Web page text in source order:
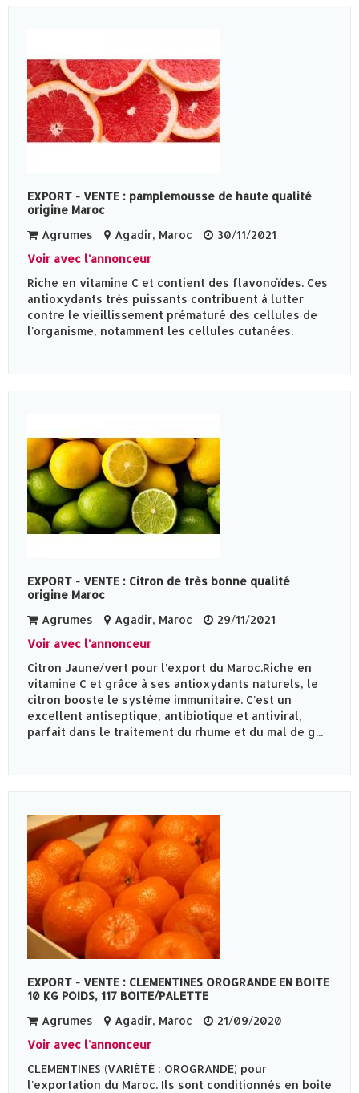
EXPORT - VENTE : pamplemousse de haute qualité
origine Maroc
Agrumes
Agadir, Maroc
30/11/2021
Voir avec l'annonceur
Riche en vitamine C et contient des flavonoïdes. Ces
antioxydants très puissants contribuent à lutter
contre le vieillissement prématuré des cellules de
l'organisme, notamment les cellules cutanées.
EXPORT - VENTE : Citron de très bonne qualité
origine Maroc
Agrumes
Agadir, Maroc
29/11/2021
Voir avec l'annonceur
Citron Jaune/vert pour l'export du Maroc.Riche en
vitamine C et grâce à ses antioxydants naturels, le
citron booste le système immunitaire. C'est un
excellent antiseptique, antibiotique et antiviral,
parfait dans le traitement du rhume et du mal de g...
EXPORT - VENTE : CLEMENTINES OROGRANDE EN BOITE
10 KG POIDS, 117 BOITE/PALETTE
Agrumes
Agadir, Maroc
21/09/2020
Voir avec l'annonceur
CLEMENTINES (VARIÉTÉ : OROGRANDE) pour
l'exportation du Maroc. Ils sont conditionnés en boite